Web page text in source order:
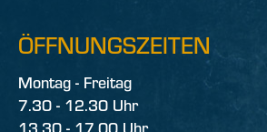
ÖFFNUNGSZEITEN
Montag - Freitag
7.30 - 12.30 Uhr
13.30 - 17.00 Uhr